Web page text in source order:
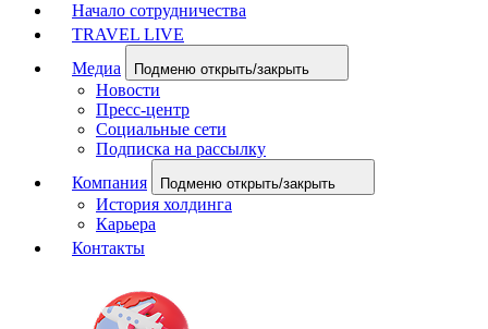
Начало сотрудничества
TRAVEL LIVE
Медиа
Подменю открыть/закрыть
Новости
Пресс-центр
Социальные сети
Подписка на рассылку
Компания
Подменю открыть/закрыть
История холдинга
Карьера
Контакты